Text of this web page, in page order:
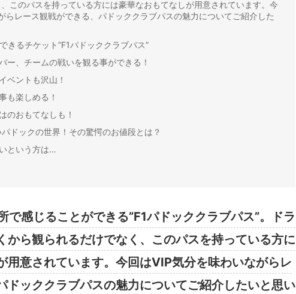
このパスを持っている方には豪華なおもてなしが用意されています。今
らレース観戦ができる、パドッククラブパスの魅力についてご紹介した
きるチケット”F1パドッククラブパス”
ー、チームの戦いを観る事ができる！
ベントも沢山！
も楽しめる！
のおもてなしも！
ドックの世界！その驚愕のお値段とは？
という方は…
で感じることができる”F1パドッククラブパス”。ドラ
から観られるだけでなく、このパスを持っている方に
用意されています。今回はVIP気分を味わいながらレ
ドッククラブパスの魅力についてご紹介したいと思い